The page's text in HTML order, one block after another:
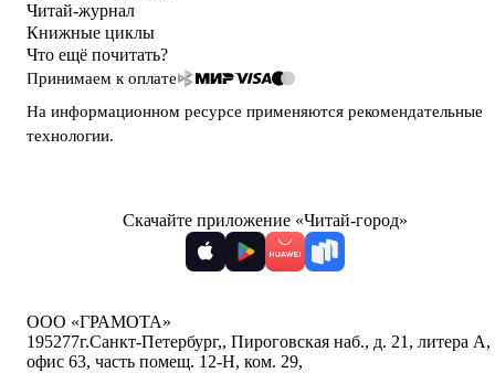
Читай-журнал
Книжные циклы
Что ещё почитать?
Принимаем к оплате
На информационном ресурсе применяются рекомендательные
технологии.
Скачайте приложение «Читай-город»
ООО «ГРАМОТА»
195277г.Санкт-Петербург,, Пироговская наб., д. 21, литера А,
офис 63, часть помещ. 12-Н, ком. 29,